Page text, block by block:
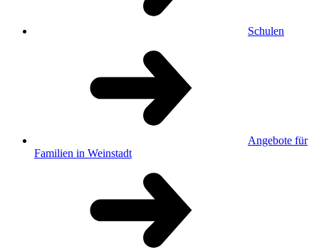
Schulen
Angebote für
Familien in Weinstadt